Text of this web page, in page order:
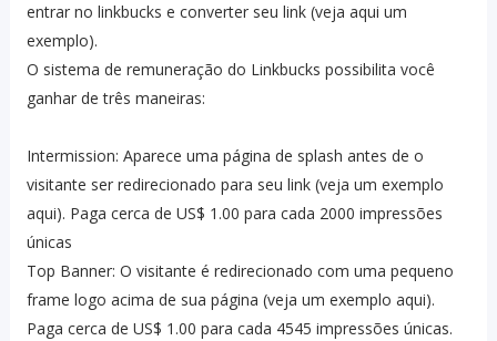
entrar no linkbucks e converter seu link (veja aqui um
exemplo).
O sistema de remuneração do Linkbucks possibilita você
ganhar de três maneiras:
Intermission: Aparece uma página de splash antes de o
visitante ser redirecionado para seu link (veja um exemplo
aqui). Paga cerca de US$ 1.00 para cada 2000 impressões
únicas
Top Banner: O visitante é redirecionado com uma pequeno
frame logo acima de sua página (veja um exemplo aqui).
Paga cerca de US$ 1.00 para cada 4545 impressões únicas.